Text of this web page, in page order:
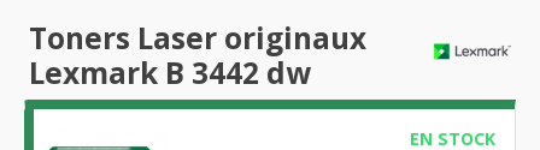
Toners Laser originaux
Lexmark B 3442 dw
EN STOCK